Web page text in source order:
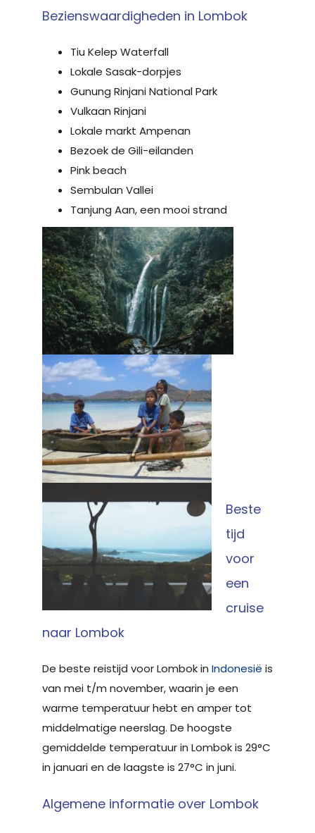
Bezienswaardigheden in Lombok
Tiu Kelep Waterfall
Lokale Sasak-dorpjes
Gunung Rinjani National Park
Vulkaan Rinjani
Lokale markt Ampenan
Bezoek de Gili-eilanden
Pink beach
Sembulan Vallei
Tanjung Aan, een mooi strand
Beste
tijd
voor
een
cruise
naar Lombok
De beste reistijd voor Lombok in Indonesië is
van mei t/m november, waarin je een
warme temperatuur hebt en amper tot
middelmatige neerslag. De hoogste
gemiddelde temperatuur in Lombok is 29°C
in januari en de laagste is 27°C in juni.
Algemene informatie over Lombok